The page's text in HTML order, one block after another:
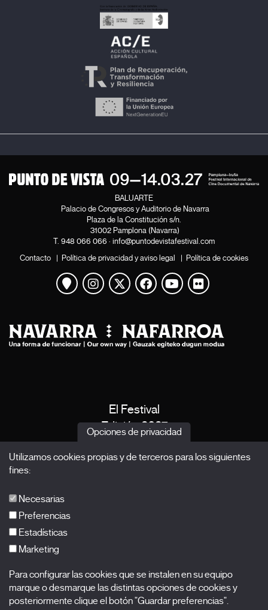
BALUARTE
Palacio de Congresos y Auditorio de Navarra
Plaza de la Constitución s/n.
31002 Pamplona (Navarra)
T. 948 066 066 · info@puntodevistafestival.com
Contacto | Política de privacidad y aviso legal | Política de cookies
Ver mapa
Instagram
Twitter
Facebook
Youtube
Flickr
El Festival
Edición 2027
Acreditaciones
Nombre
Opciones de privacidad
Utilizamos cookies propias y de terceros para los siguientes
fines:
Necesarias
Preferencias
Estadísticas
Marketing
Para configurar las cookies que se instalen en su equipo
marque o desmarque las distintas opciones de cookies y
posteriormente clique el botón "Guardar preferencias".